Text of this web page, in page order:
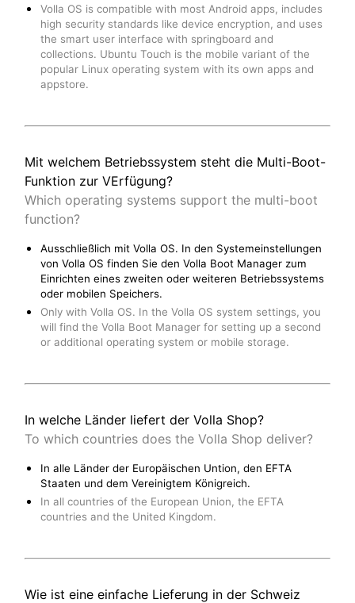
Volla OS is compatible with most Android apps, includes
high security standards like device encryption, and uses
the smart user interface with springboard and
collections. Ubuntu Touch is the mobile variant of the
popular Linux operating system with its own apps and
appstore.
Mit welchem Betriebssystem steht die Multi-Boot-
Funktion zur VErfügung?
Which operating systems support the multi-boot
function?
Ausschließlich mit Volla OS. In den Systemeinstellungen
von Volla OS finden Sie den Volla Boot Manager zum
Einrichten eines zweiten oder weiteren Betriebssystems
oder mobilen Speichers.
Only with Volla OS. In the Volla OS system settings, you
will find the Volla Boot Manager for setting up a second
or additional operating system or mobile storage.
In welche Länder liefert der Volla Shop?
To which countries does the Volla Shop deliver?
In alle Länder der Europäischen Untion, den EFTA
Staaten und dem Vereinigtem Königreich.
In all countries of the European Union, the EFTA
countries and the United Kingdom.
Wie ist eine einfache Lieferung in der Schweiz